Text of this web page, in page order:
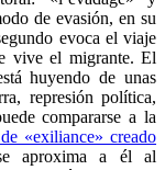
de evasión, en su
evoca el viaje
vive el migrante. El
huyendo de unas
represión política,
compararse a la
«exiliance» creado
aproxima a él al